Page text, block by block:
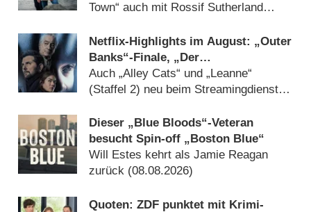
Town“ auch mit Rossif Sutherland
Netflix-Highlights im August: „Outer
Banks“-Finale, „Der
Kinderflüsterer“ und „Walter Boys“
Auch „Alley Cats“ und „Leanne“
(Staffel 2) neu beim Streamingdienst
Dieser „Blue Bloods“-Veteran
besucht Spin-off „Boston Blue“
Will Estes kehrt als Jamie Reagan
zurück (08.08.2026)
Quoten: ZDF punktet mit Krimi-